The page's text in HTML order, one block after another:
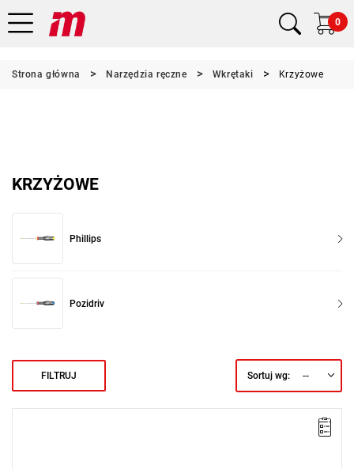
0
Strona główna Narzędzia ręczne Wkrętaki Krzyżowe
KRZYŻOWE
Phillips
Pozidriv
FILTRUJ Sortuj wg: --